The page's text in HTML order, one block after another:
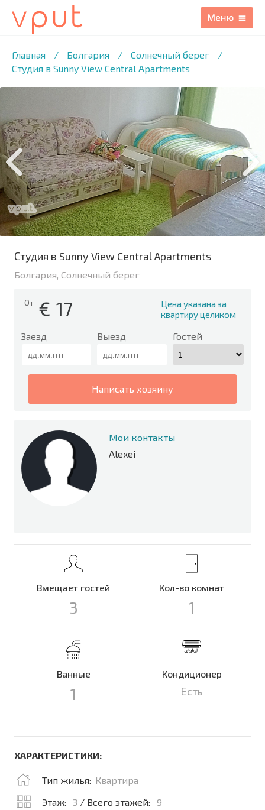
Главная / Болгария / Солнечный берег
/
Студия в Sunny View Central Apartments
/12 ФОТО
Студия в Sunny View Central Apartments
Болгария, Солнечный берег
От € 17
Цена указана за
квартиру целиком
Заезд Выезд Гостей
написать хозяину
Мои контакты
Alexei
Вмещает гостей
3
Кол-во комнат
1
Ванные
1
Кондиционер
Есть
ХАРАКТЕРИСТИКИ:
Тип жилья: Квартира
Этаж:
3 / Всего этажей:
9